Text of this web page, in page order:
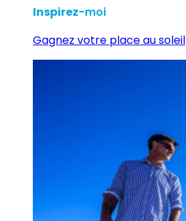
Inspirez-moi
Gagnez votre place au soleil